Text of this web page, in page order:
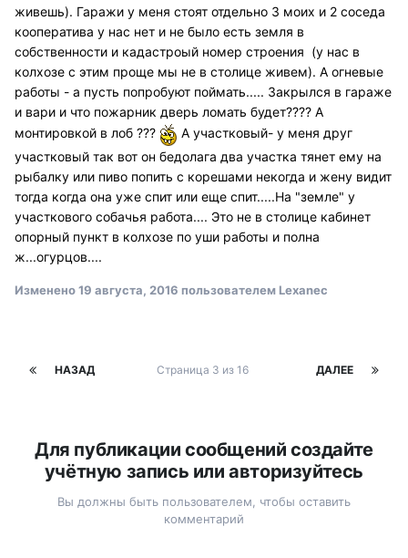
живешь). Гаражи у меня стоят отдельно 3 моих и 2 соседа
кооператива у нас нет и не было есть земля в
собственности и кадастроый номер строения (у нас в
колхозе с этим проще мы не в столице живем). А огневые
работы - а пусть попробуют поймать..... Закрылся в гараже
и вари и что пожарник дверь ломать будет???? А
монтировкой в лоб ???
А участковый- у меня друг
участковый так вот он бедолага два участка тянет ему на
рыбалку или пиво попить с корешами некогда и жену видит
тогда когда она уже спит или еще спит.....На "земле" у
участкового собачья работа.... Это не в столице кабинет
опорный пункт в колхозе по уши работы и полна
ж...огурцов....
Изменено19 августа, 2016 пользователем Lexanec
НАЗАД ДАЛЕЕ
Страница 3 из 16
Для публикации сообщений создайте
учётную запись или авторизуйтесь
Вы должны быть пользователем, чтобы оставить
комментарий